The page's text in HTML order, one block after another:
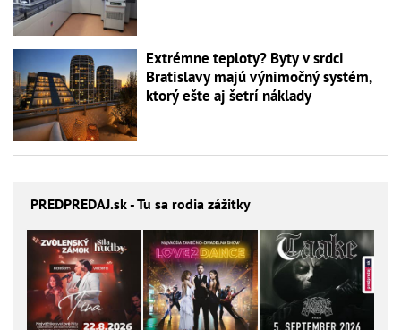
Extrémne teploty? Byty v srdci
Bratislavy majú výnimočný systém,
ktorý ešte aj šetrí náklady
PREDPREDAJ.sk - Tu sa rodia zážitky